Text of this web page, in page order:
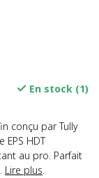
En stock (1)
conçu par Tully
EPS HDT
au pro. Parfait
Lire plus.